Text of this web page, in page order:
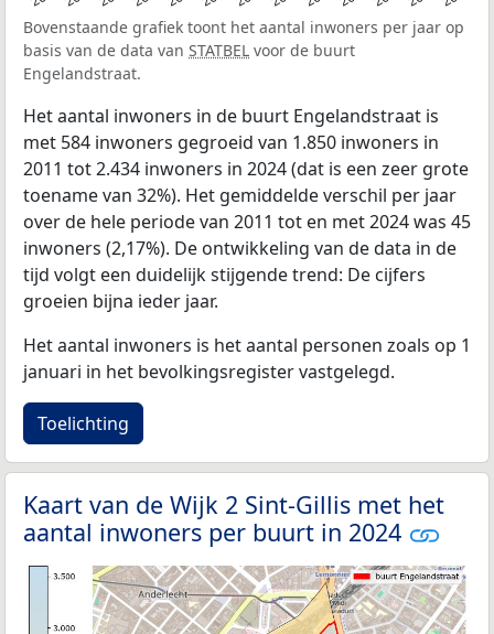
Bovenstaande grafiek toont het aantal inwoners per jaar op
basis van de data van STATBEL voor de buurt
Engelandstraat.
Het aantal inwoners in de buurt Engelandstraat is
met 584 inwoners gegroeid van 1.850 inwoners in
2011 tot 2.434 inwoners in 2024 (dat is een zeer grote
toename van 32%). Het gemiddelde verschil per jaar
over de hele periode van 2011 tot en met 2024 was 45
inwoners (2,17%). De ontwikkeling van de data in de
tijd volgt een duidelijk stijgende trend: De cijfers
groeien bijna ieder jaar.
Het aantal inwoners is het aantal personen zoals op 1
januari in het bevolkingsregister vastgelegd.
Toelichting
Kaart van de Wijk 2 Sint-Gillis met het
aantal inwoners per buurt in 2024